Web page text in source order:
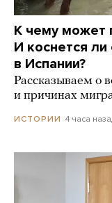
К чему может
И коснется
в Испании?
Рассказываем о
и причинах
ИСТОРИИ 4 часа